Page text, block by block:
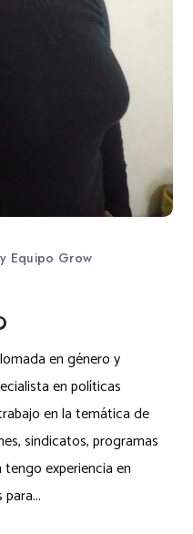
Equipo Grow
en género y
en políticas
en la temática de
sindicatos, programas
experiencia en